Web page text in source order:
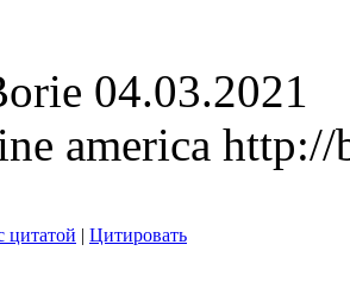
04.03.2021
america
цитатой | Цитировать